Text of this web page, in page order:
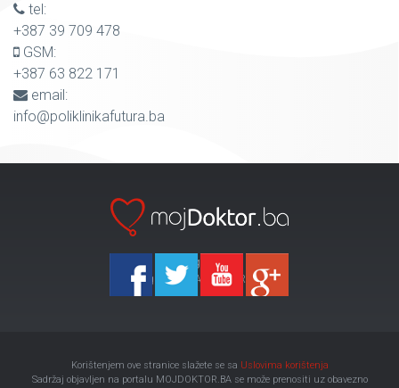
tel:
+387 39 709 478
GSM:
+387 63 822 171
email:
info@poliklinikafutura.ba
Ka-Agencija
Copyright 2026 All Right Reserved
Korištenjem ove stranice slažete se sa Uslovima korištenja
Sadržaj objavljen na portalu MOJDOKTOR.BA se može prenositi uz obavezno